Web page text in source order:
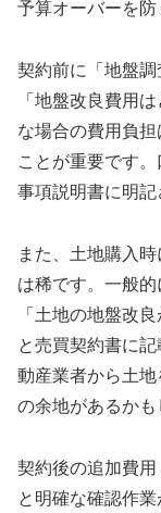
予算オーバーを防
契約前に「地盤調
「地盤改良費用
な場合の費用負
ことが重要です
事項説明書に明記
また、土地購入
は稀です。一般
「土地の地盤改
と売買契約書に
動産業者から土
の余地があるかも
契約後の追加費
と明確な確認作